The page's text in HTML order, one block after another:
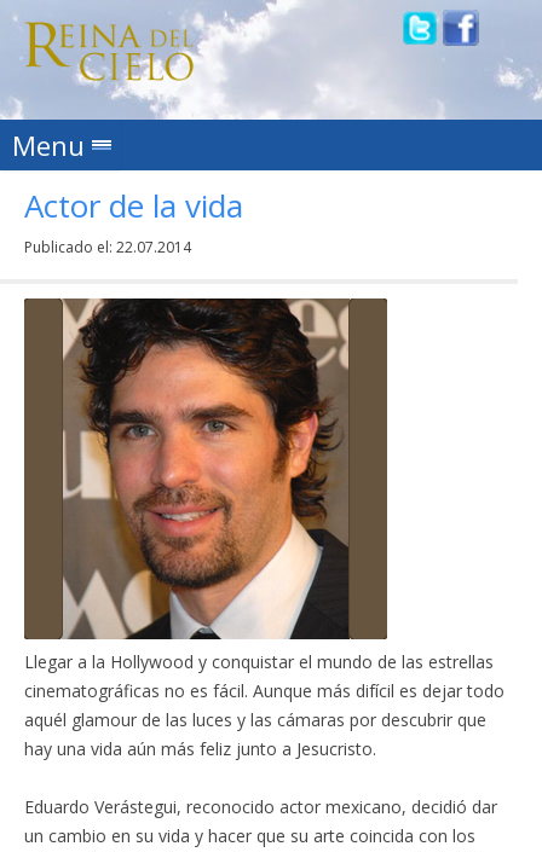
Menu Skip to content
Actor de la vida
Publicado el: 22.07.2014
Llegar a la Hollywood y conquistar el mundo de las estrellas
cinematográficas no es fácil. Aunque más difícil es dejar todo
aquél glamour de las luces y las cámaras por descubrir que
hay una vida aún más feliz junto a Jesucristo.
Eduardo Verástegui, reconocido actor mexicano, decidió dar
un cambio en su vida y hacer que su arte coincida con los